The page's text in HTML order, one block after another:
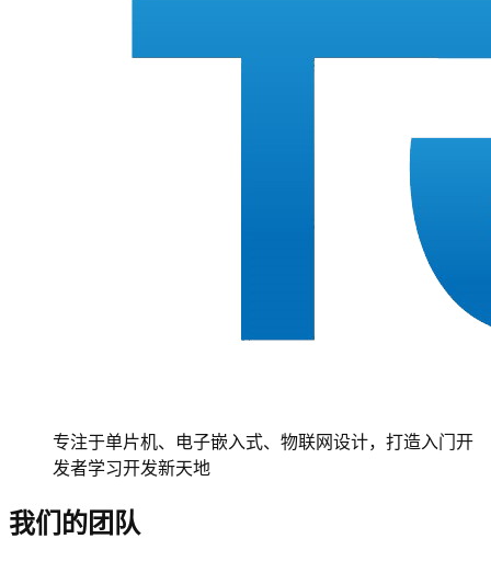
专注于单片机、电子嵌入式、物联网设计，打造入门开
发者学习开发新天地
我们的团队